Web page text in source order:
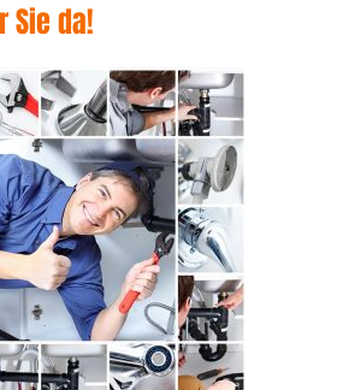
Sie da!